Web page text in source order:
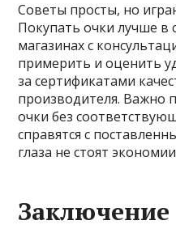
Советы просты, но
Покупать очки лучше в
магазинах с
примерить и оценить
за сертификатами
производителя. Важно
очки без
справятся с
глаза не стоят
Заключение